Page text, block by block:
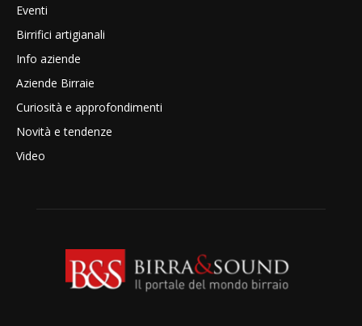
Eventi
Birrifici artigianali
Info aziende
Aziende Birraie
Curiosità e approfondimenti
Novità e tendenze
Video